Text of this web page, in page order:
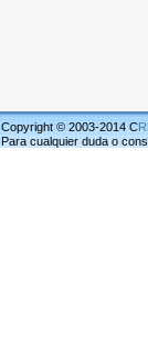
Copyright © 2003-2014 C
Para cualquier duda o